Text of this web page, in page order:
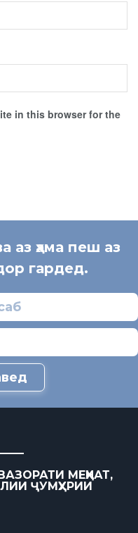
in this browser for the
аз ҳама пеш аз
гардед.
МЕҲНАТ,
ҶУМҲУРИИ